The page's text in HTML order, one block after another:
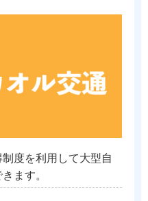
度を利用して大型自
ます。